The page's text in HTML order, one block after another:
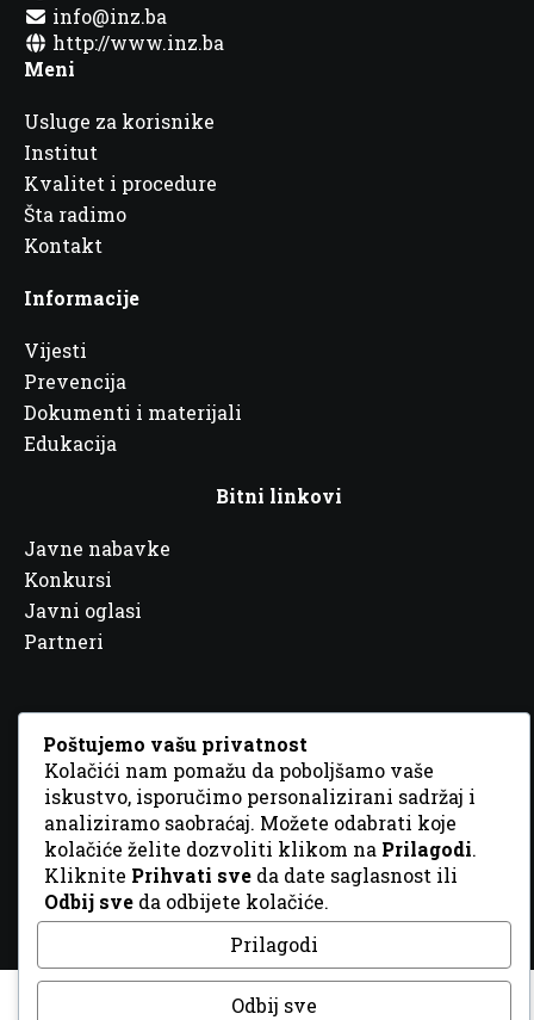
info@inz.ba
http://www.inz.ba
Meni
Usluge za korisnike
Institut
Kvalitet i procedure
Šta radimo
Kontakt
Informacije
Vijesti
Prevencija
Dokumenti i materijali
Edukacija
Bitni linkovi
Javne nabavke
Konkursi
Javni oglasi
Partneri
© 2026 Sva prava zadržana. DizajnGordonDM
Poštujemo vašu privatnost
Kolačići nam pomažu da poboljšamo vaše
iskustvo, isporučimo personalizirani sadržaj i
analiziramo saobraćaj. Možete odabrati koje
kolačiće želite dozvoliti klikom na Prilagodi.
Kliknite Prihvati sve da date saglasnost ili
Odbij sve da odbijete kolačiće.
Prilagodi
Odbij sve